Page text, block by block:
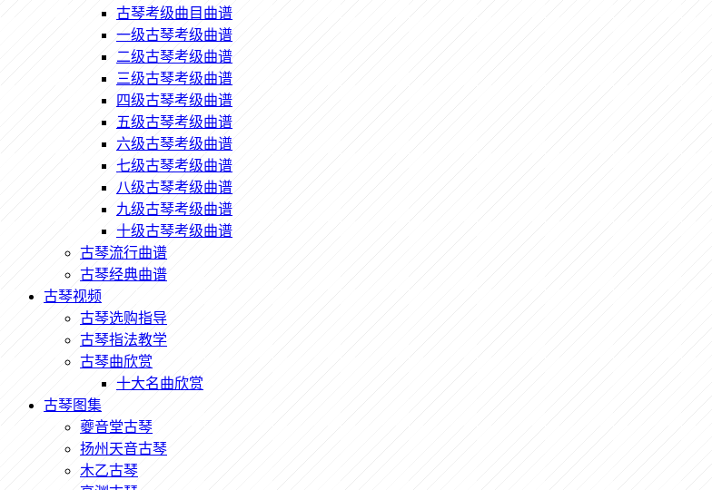
古琴考级曲目曲谱
一级古琴考级曲谱
二级古琴考级曲谱
三级古琴考级曲谱
四级古琴考级曲谱
五级古琴考级曲谱
六级古琴考级曲谱
七级古琴考级曲谱
八级古琴考级曲谱
九级古琴考级曲谱
十级古琴考级曲谱
古琴流行曲谱
古琴经典曲谱
古琴视频
古琴选购指导
古琴指法教学
古琴曲欣赏
十大名曲欣赏
古琴图集
夔音堂古琴
扬州天音古琴
木乙古琴